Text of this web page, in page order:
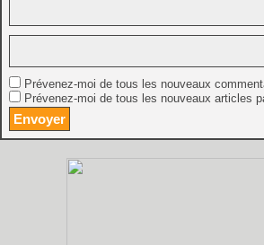
Prévenez-moi de tous les nouveaux
Prévenez-moi de tous les nouveaux articles